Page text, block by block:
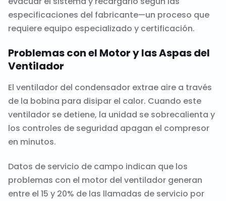
especificaciones del fabricante—un proceso que
requiere equipo especializado y certificación.
Problemas con el Motor y las Aspas del
Ventilador
El ventilador del condensador extrae aire a través
de la bobina para disipar el calor. Cuando este
ventilador se detiene, la unidad se sobrecalienta y
los controles de seguridad apagan el compresor
en minutos.
Datos de servicio de campo indican que los
problemas con el motor del ventilador generan
entre el 15 y 20% de las llamadas de servicio por